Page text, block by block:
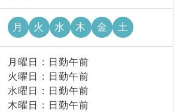
月 火 水 木 金 土
月曜日 : 日勤午前
火曜日 : 日勤午前
水曜日 : 日勤午前
木曜日 : 日勤午前